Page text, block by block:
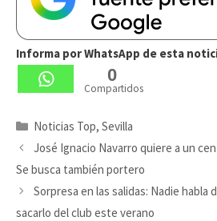
Informa por WhatsApp de esta
0
Compartidos
Categorías
Noticias Top, Sevilla
José Ignacio Navarro quiere a un
Se busca también portero
Sorpresa en las salidas: Nadie habla
sacarlo del club este verano